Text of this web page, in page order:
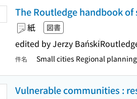
The Routledge handbook
紙 図書
edited by Jerzy Bański
件名 Small cities Regional
Vulnerable communities :